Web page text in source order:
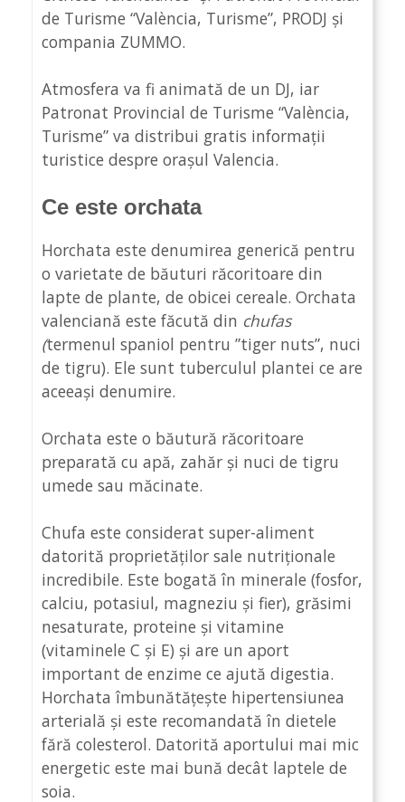
de Turisme “València, Turisme”, PRODJ și
compania ZUMMO.
Atmosfera va fi animată de un DJ, iar
Patronat Provincial de Turisme “València,
Turisme” va distribui gratis informații
turistice despre orașul Valencia.
Ce este orchata
Horchata este denumirea generică pentru
o varietate de băuturi răcoritoare din
lapte de plante, de obicei cereale. Orchata
valenciană este făcută din chufas
(termenul spaniol pentru ”tiger nuts”, nuci
de tigru). Ele sunt tuberculul plantei ce are
aceeași denumire.
Orchata este o băutură răcoritoare
preparată cu apă, zahăr și nuci de tigru
umede sau măcinate.
Chufa este considerat super-aliment
datorită proprietăților sale nutriționale
incredibile. Este bogată în minerale (fosfor,
calciu, potasiul, magneziu și fier), grăsimi
nesaturate, proteine și vitamine
(vitaminele C și E) și are un aport
important de enzime ce ajută digestia.
Horchata îmbunătățește hipertensiunea
arterială și este recomandată în dietele
fără colesterol. Datorită aportului mai mic
energetic este mai bună decât laptele de
soia.